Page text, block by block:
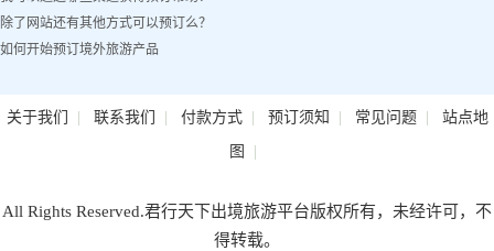
除了网站还有其他方式可以预订么？
如何开始预订境外旅游产品
关于我们 | 联系我们 | 付款方式| 预订须知 | 常见问题| 站点地
图 |
All Rights Reserved.君行天下出境旅游平台版权所有，未经许可，不
得转载。